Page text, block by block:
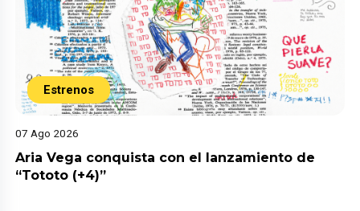
Estrenos
07 Ago 2026
Aria Vega conquista con el lanzamiento de
“Tototo (+4)”